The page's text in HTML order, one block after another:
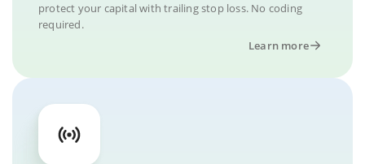
protect your capital with trailing stop loss. No coding
required.
Learn more